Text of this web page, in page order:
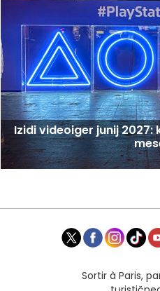
Izidi videoiger junij
Sortir à Paris,